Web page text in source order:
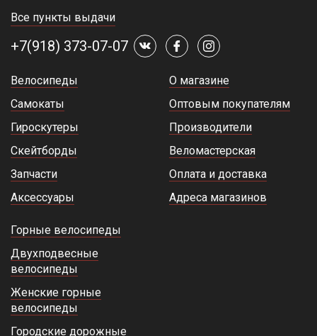
Все пункты выдачи
+7(918) 373-07-07
Велосипеды
Самокаты
Гироскутеры
Скейтборды
Запчасти
Аксессуары
О магазине
Оптовым покупателям
Производители
Веломастерская
Оплата и доставка
Адреса магазинов
Горные велосипеды
Двухподвесные
велосипеды
Женские горные
велосипеды
Городские дорожные